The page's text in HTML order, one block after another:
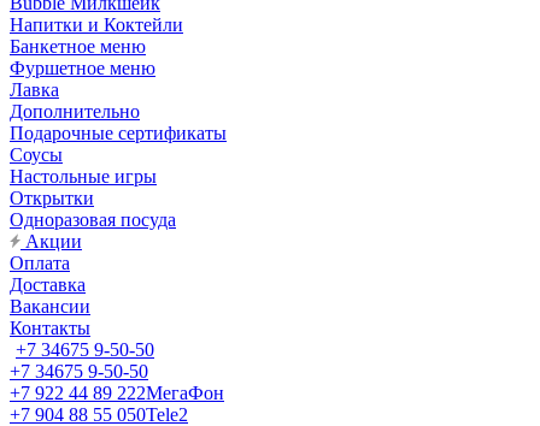
Напитки и Коктейли
Банкетное меню
Фуршетное меню
Лавка
Дополнительно
Подарочные сертификаты
Соусы
Настольные игры
Открытки
Одноразовая посуда
Акции
Оплата
Доставка
Вакансии
Контакты
+7 34675 9-50-50
+7 34675 9-50-50
+7 922 44 89 222МегаФон
+7 904 88 55 050Tele2